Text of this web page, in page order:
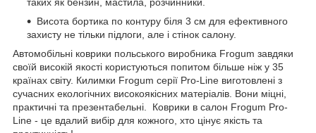
таких як бензин, мастила, розчинники.
Висота бортика по контуру біля 3 см для ефективного
захисту не тільки підлоги, але і стінок салону.
Автомобільні коврики польського виробника Frogum завдяки
своїй високій якості користуються попитом більше ніж у 35
країнах світу. Килимки Frogum серії Pro-Line виготовлені з
сучасних екологічних високоякісних матеріалів. Вони міцні,
практичні та презентабельні. Коврики в салон Frogum Pro-
Line - це вдалий вибір для кожного, хто цінує якість та